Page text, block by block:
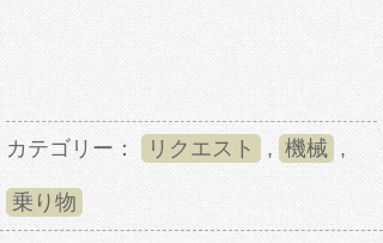
カテゴリー： リクエスト , 機械 ,
乗り物